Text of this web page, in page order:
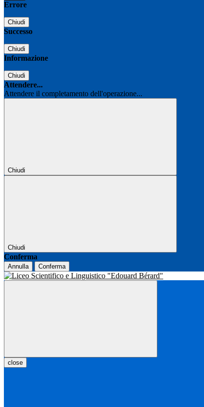
Errore
Chiudi
Successo
Chiudi
Informazione
Chiudi
Attendere...
Attendere il completamento dell'operazione...
Chiudi
Chiudi
Conferma
Annulla Conferma
close